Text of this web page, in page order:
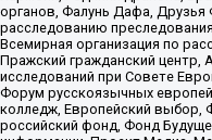
органов, Фалунь Дафа, Друзья
расследованию
Всемирная организация по
Пражский гражданский центр,
исследований при Совете
Форум русскоязычных
колледж, Европейский выбор,
российский фонд, Фонд